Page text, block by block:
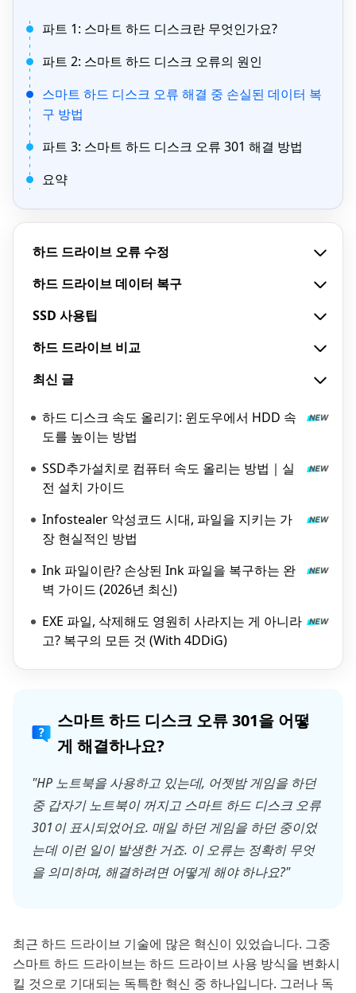
파트 1: 스마트 하드 디스크란 무엇인가요?
파트 2: 스마트 하드 디스크 오류의 원인
스마트 하드 디스크 오류 해결 중 손실된 데이터 복
구 방법
파트 3: 스마트 하드 디스크 오류 301 해결 방법
요약
하드 드라이브 오류 수정
하드 드라이브 데이터 복구
SSD 사용팁
하드 드라이브 비교
최신 글
하드 디스크 속도 올리기: 윈도우에서 HDD 속
도를 높이는 방법
SSD추가설치로 컴퓨터 속도 올리는 방법｜실
전 설치 가이드
Infostealer 악성코드 시대, 파일을 지키는 가
장 현실적인 방법
Ink 파일이란? 손상된 Ink 파일을 복구하는 완
벽 가이드 (2026년 최신)
EXE 파일, 삭제해도 영원히 사라지는 게 아니라
고? 복구의 모든 것 (With 4DDiG)
스마트 하드 디스크 오류 301을 어떻
게 해결하나요?
"HP 노트북을 사용하고 있는데, 어젯밤 게임을 하던
중 갑자기 노트북이 꺼지고 스마트 하드 디스크 오류
301이 표시되었어요. 매일 하던 게임을 하던 중이었
는데 이런 일이 발생한 거죠. 이 오류는 정확히 무엇
을 의미하며, 해결하려면 어떻게 해야 하나요?"
최근 하드 드라이브 기술에 많은 혁신이 있었습니다. 그중
스마트 하드 드라이브는 하드 드라이브 사용 방식을 변화시
킬 것으로 기대되는 독특한 혁신 중 하나입니다. 그러나 독